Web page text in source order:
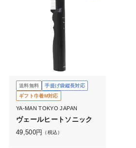
送料無料
手提げ袋縦長対応
ギフト巾着M対応
YA-MAN TOKYO JAPAN
ヴェールヒートソニック
49,500円 （税込）